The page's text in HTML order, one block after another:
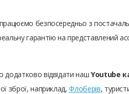
безпосередньо з
гарантію на представлений
відвідати наш Youtube
зброї, наприклад,Флоберів,